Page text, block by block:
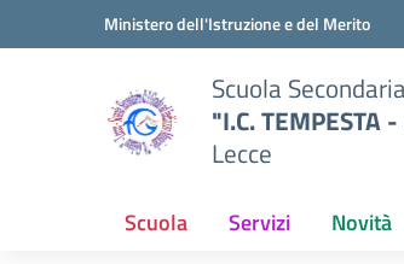
Vai ai contenuti
Vai al menu di navigazioneMinistero dell'Istruzione e del Merito
Scuola
"I.C. TEMPESTA
Lecce
Scuola Servizi Novità